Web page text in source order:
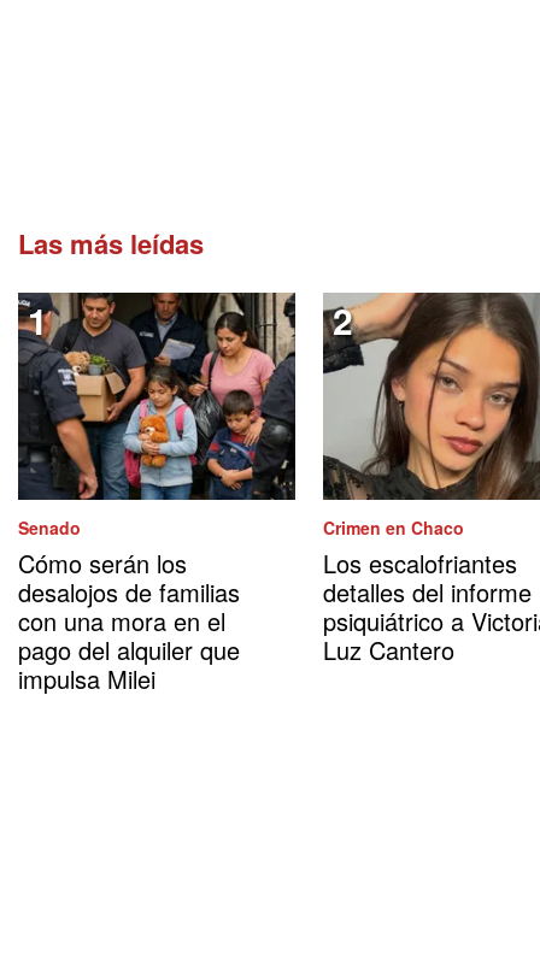
Las más leídas
Senado
Cómo serán los
desalojos de familias
con una mora en el
pago del alquiler que
impulsa Milei
Crimen en Chaco
Los escalofriantes
detalles del informe
psiquiátrico a
Luz Cantero